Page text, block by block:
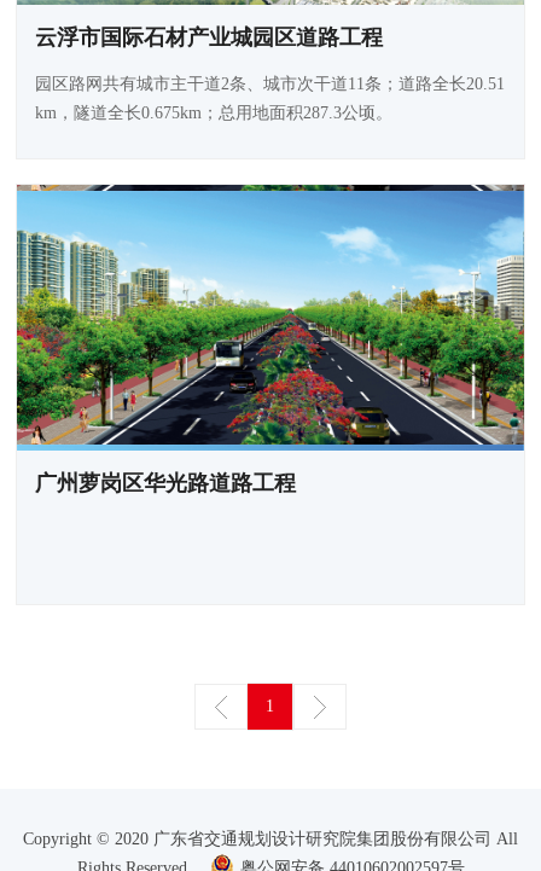
云浮市国际石材产业城园区道路工程
园区路网共有城市主干道2条、城市次干道11条；道路全长20.51
km，隧道全长0.675km；总用地面积287.3公顷。
广州萝岗区华光路道路工程
1
Copyright © 2020 广东省交通规划设计研究院集团股份有限公司 All